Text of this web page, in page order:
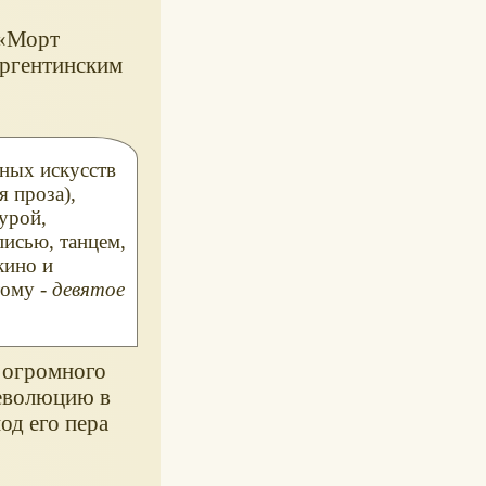
Морт
искусств
проза),
танцем,
и
-девятое
в
его пера